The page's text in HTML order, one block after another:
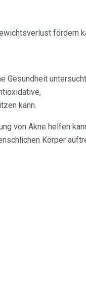
fördern
Gesundheit
kann.
von Akne helfen
Körper